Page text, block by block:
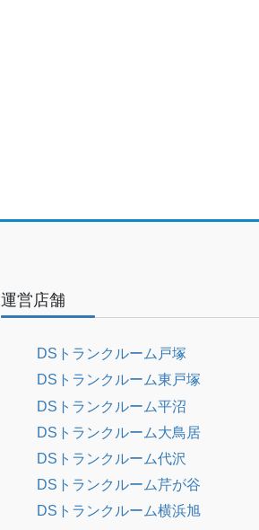
運営店舗
DSトランクルーム戸塚
DSトランクルーム東戸塚
DSトランクルーム平沼
DSトランクルーム大鳥居
DSトランクルーム代沢
DSトランクルーム芹が谷
DSトランクルーム横浜旭